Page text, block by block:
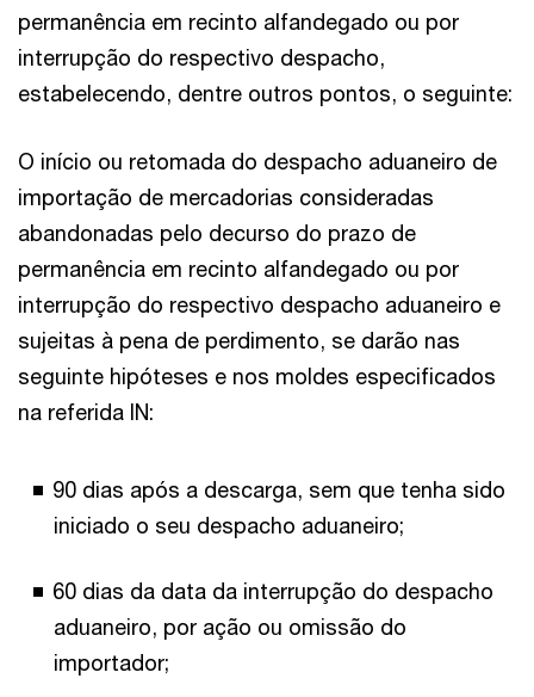
permanência em recinto alfandegado ou por
interrupção do respectivo despacho,
estabelecendo, dentre outros pontos, o seguinte:
O início ou retomada do despacho aduaneiro de
importação de mercadorias consideradas
abandonadas pelo decurso do prazo de
permanência em recinto alfandegado ou por
interrupção do respectivo despacho aduaneiro e
sujeitas à pena de perdimento, se darão nas
seguinte hipóteses e nos moldes especificados
na referida IN:
90 dias após a descarga, sem que tenha sido
iniciado o seu despacho aduaneiro;
60 dias da data da interrupção do despacho
aduaneiro, por ação ou omissão do
importador;